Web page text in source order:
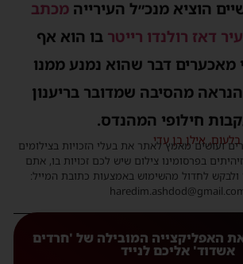
הוציא מנכ״ל העירייהמכתב
רולנדו רייטרבו הוא אף
דבר שהוא נמנע ממנו
מהסיבה שמדובר בריענון
חילופי המהנדס.
,אילן בן עדי
ועושים מאמץ לאתר את בעלי הזכויות בצילומים
בפרסומינו צילום שיש לכם זכויות בו, אתם
לחדול מהשימוש באמצעות כתובת המייל:
האפליקצייה המובילה של 'חרדים
אליכם לנייד